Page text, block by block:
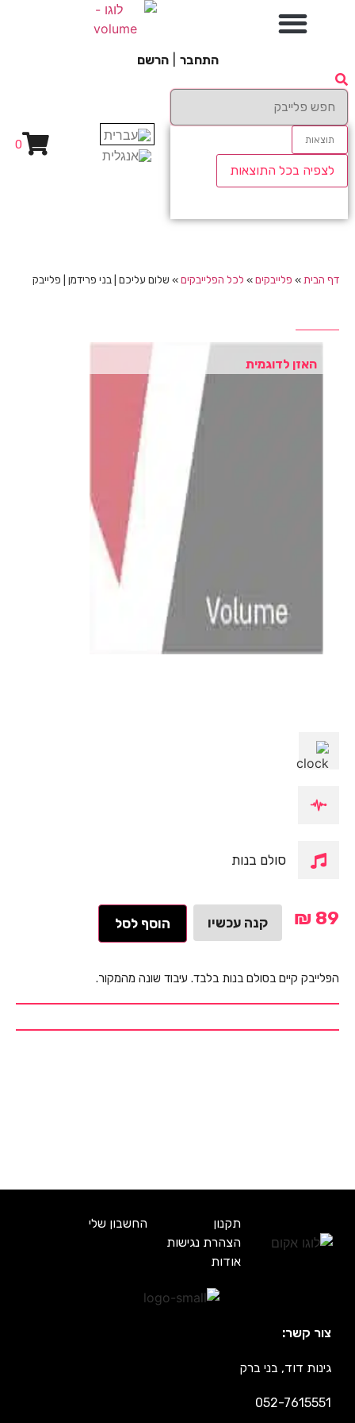
התחבר הרשם
תוצאות
לצפיה בכל התוצאות
0
דף הבית » פלייבקים» לכל הפלייבקים» שלום עליכם | בני פרידמן | פלייבק
האזן לדוגמית
סולם בנות
₪ 89 קנה עכשיו הוסף לסל
הפלייבק קיים בסולם בנות בלבד. עיבוד שונה מהמקור.
תקנון
החשבון שלי
הצהרת נגישות
אודות
צור קשר:
גינות דוד, בני ברק
052-7615551